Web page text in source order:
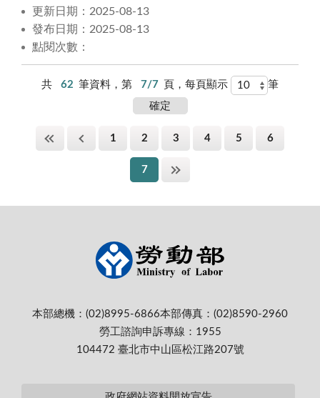
更新日期：2025-08-13
發布日期：2025-08-13
點閱次數：
共 62 筆資料，第 7/7 頁，每頁顯示 筆
1 2 3 4 5 6
7
本部總機：(02)8995-6866本部傳真：(02)8590-2960
勞工諮詢申訴專線：1955
104472 臺北市中山區松江路207號